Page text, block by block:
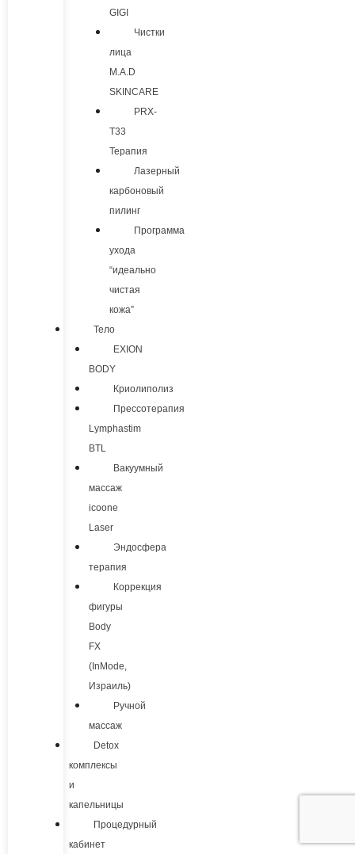
GIGI
Чистки
лица
M.A.D
SKINCARE
PRX-
T33
Терапия
Лазерный
карбоновый
пилинг
Программа
ухода
“идеально
чистая
кожа”
Тело
EXION
BODY
Криолиполиз
Прессотерапия
Lymphastim
BTL
Вакуумный
массаж
icoone
Laser
Эндосфера
терапия
Коррекция
фигуры
Body
FX
(InMode,
Израиль)
Ручной
массаж
Detox
комплексы
и
капельницы
Процедурный
кабинет